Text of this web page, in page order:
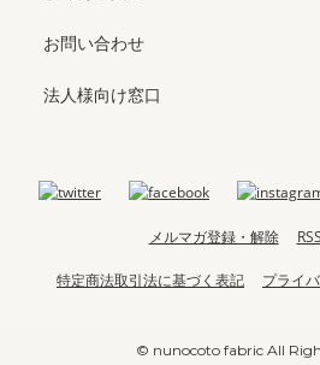
お問い合わせ
法人様向け窓口
メルマガ登録・解除 RSS
特定商法取引法に基づく表記 プライ
© nunocoto fabric All